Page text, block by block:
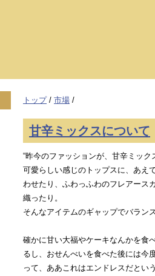
トップ/ 市場 /
甘辛ミックスについて
“昨今のファッションが、甘辛ミッ
可愛らしい感じのトップスに、あえ
わせたり、ふわっふわのフレアース
織ったり。
そんなアイテムのギャップでバラン
確かに甘い大福やケーキなんかを食
るし、おせんべいを食べた後には今
って、ああこれはエンドレスだとい